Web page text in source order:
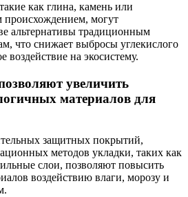
как глина, камень или
происхождением, могут
альтернативы традиционным
что снижает выбросы углекислого
воздействие на экосистему.
увеличить
материалов для
защитных покрытий,
методов укладки, таких как
слои, позволяют повысить
воздействию влаги, морозу и